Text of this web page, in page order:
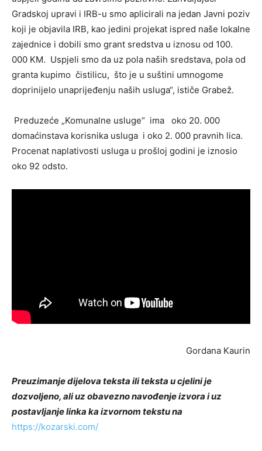
Gradskoj upravi i IRB-u smo aplicirali na jedan Javni poziv
koji je objavila IRB, kao jedini projekat ispred naše lokalne
zajednice i dobili smo grant sredstva u iznosu od 100.
000 KM. Uspjeli smo da uz pola naših sredstava, pola od
granta kupimo čistilicu, što je u suštini umnogome
doprinijelo unaprijeđenju naših usluga“, ističe Grabež.
Preduzeće „Komunalne usluge“ ima oko 20. 000
domaćinstava korisnika usluga i oko 2. 000 pravnih lica.
Procenat naplativosti usluga u prošloj godini je iznosio
oko 92 odsto.
Gordana Kaurin
Preuzimanje dijelova teksta ili teksta u cjelini je
dozvoljeno, ali uz obavezno navođenje izvora i uz
postavljanje linka ka izvornom tekstu na
https://kozarski.com/